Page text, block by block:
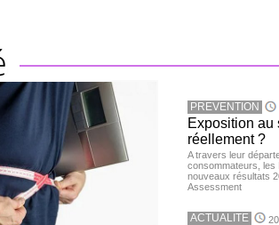
PREVENTION
Exposition au
réellement ?
A travers leur
consommateurs, les
nouveaux résultats
Assessment
ACTUALITE